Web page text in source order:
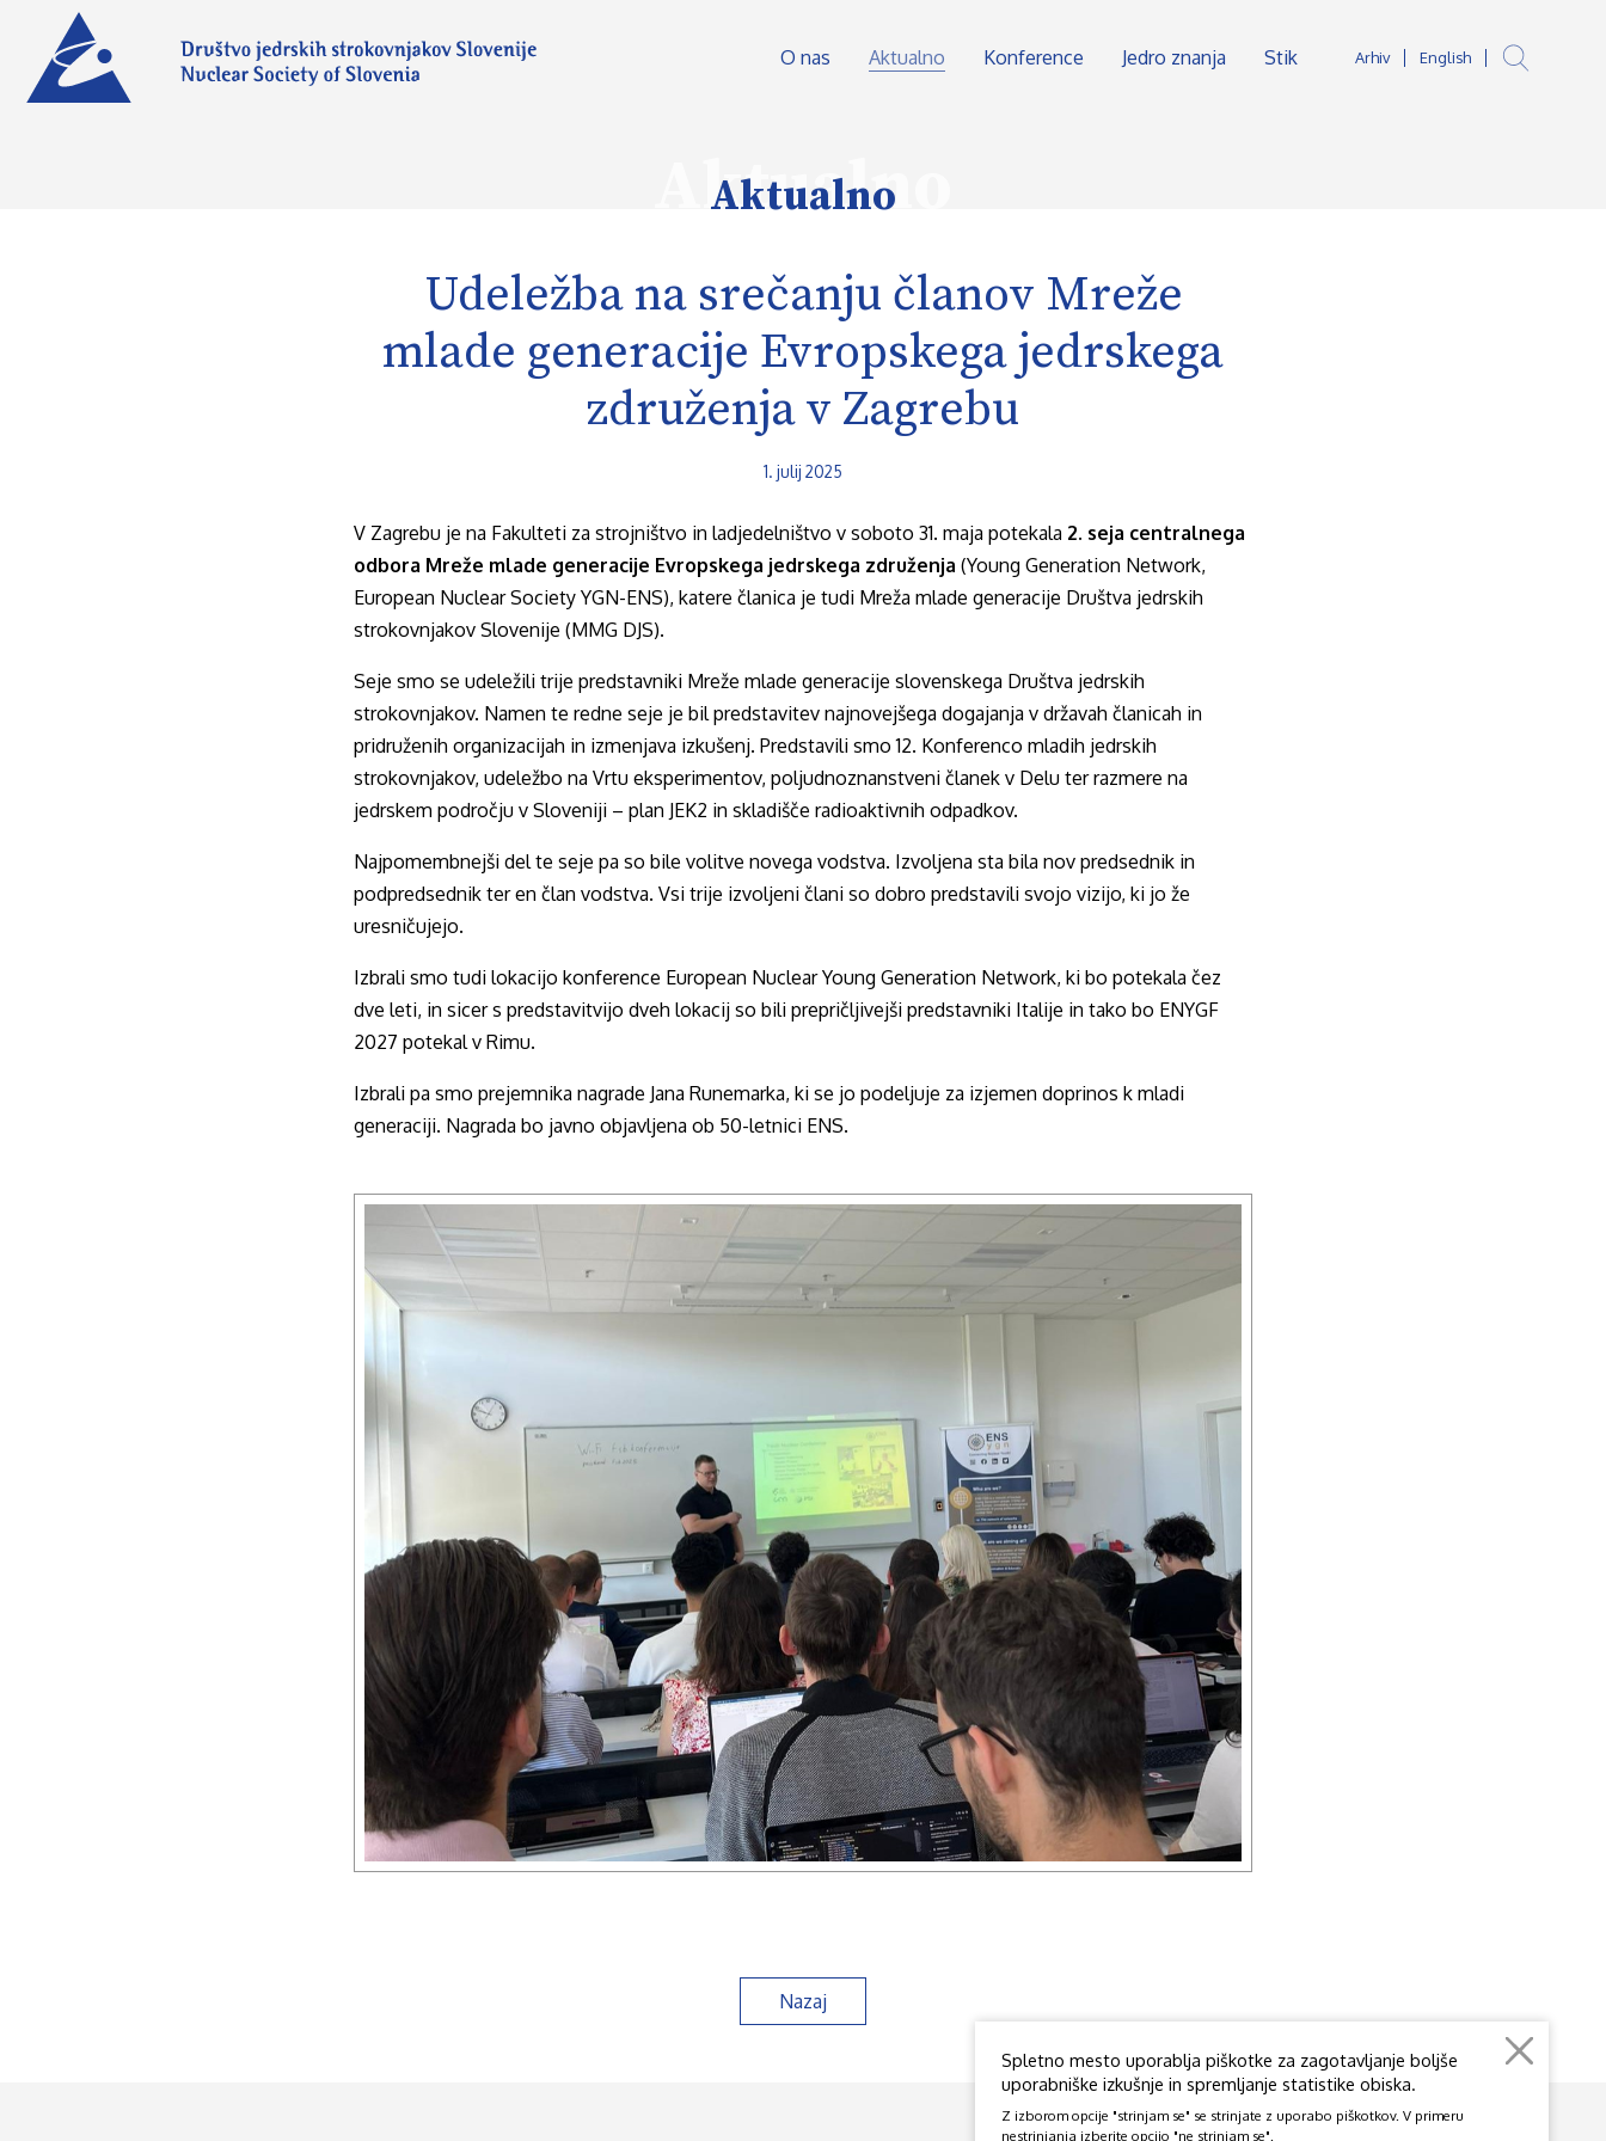
Arhiv English
O nas Aktualno Konference Jedro znanja Stik
Aktualno
Aktualno
Udeležba na srečanju članov Mreže
mlade generacije Evropskega jedrskega
združenja v Zagrebu
1. julij 2025
V Zagrebu je na Fakulteti za strojništvo in ladjedelništvo v soboto 31. maja potekala 2. seja centralnega
odbora Mreže mlade generacije Evropskega jedrskega združenja (Young Generation Network,
European Nuclear Society YGN-ENS), katere članica je tudi Mreža mlade generacije Društva jedrskih
strokovnjakov Slovenije (MMG DJS).
Seje smo se udeležili trije predstavniki Mreže mlade generacije slovenskega Društva jedrskih
strokovnjakov. Namen te redne seje je bil predstavitev najnovejšega dogajanja v državah članicah in
pridruženih organizacijah in izmenjava izkušenj. Predstavili smo 12. Konferenco mladih jedrskih
strokovnjakov, udeležbo na Vrtu eksperimentov, poljudnoznanstveni članek v Delu ter razmere na
jedrskem področju v Sloveniji – plan JEK2 in skladišče radioaktivnih odpadkov.
Najpomembnejši del te seje pa so bile volitve novega vodstva. Izvoljena sta bila nov predsednik in
podpredsednik ter en član vodstva. Vsi trije izvoljeni člani so dobro predstavili svojo vizijo, ki jo že
uresničujejo.
Izbrali smo tudi lokacijo konference European Nuclear Young Generation Network, ki bo potekala čez
dve leti, in sicer s predstavitvijo dveh lokacij so bili prepričljivejši predstavniki Italije in tako bo ENYGF
2027 potekal v Rimu.
Izbrali pa smo prejemnika nagrade Jana Runemarka, ki se jo podeljuje za izjemen doprinos k mladi
generaciji. Nagrada bo javno objavljena ob 50-letnici ENS.
Nazaj
Spletno mesto uporablja piškotke za zagotavljanje boljše
uporabniške izkušnje in spremljanje statistike obiska.
Z izborom opcije "strinjam se" se strinjate z uporabo piškotkov. V primeru
nestrinjanja izberite opcijo "ne strinjam se".